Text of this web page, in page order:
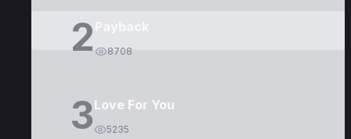
2 8708
3Love For You
5235